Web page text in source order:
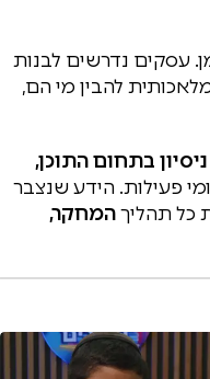
עסקים נדרשים לבנות
להבין מי הם,
שנות ניסיון בתחום התוכן,
פעילות. הידע שנצבר
כל תהליךהמחקר,